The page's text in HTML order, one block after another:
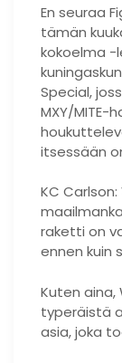
En seuraa
tämän
kokoelma -
Special,
MXY/MITE-
itsessään
KC
raketti on
ennen kuin
Kuten
typeräistä
asia, joka